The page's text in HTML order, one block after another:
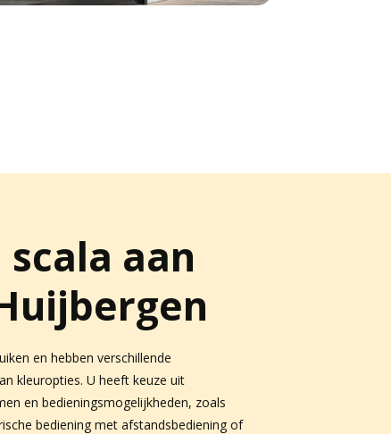
aan
en hebben verschillende
kleuropties. U heeft keuze uit
en bedieningsmogelijkheden, zoals
bediening met afstandsbediening of